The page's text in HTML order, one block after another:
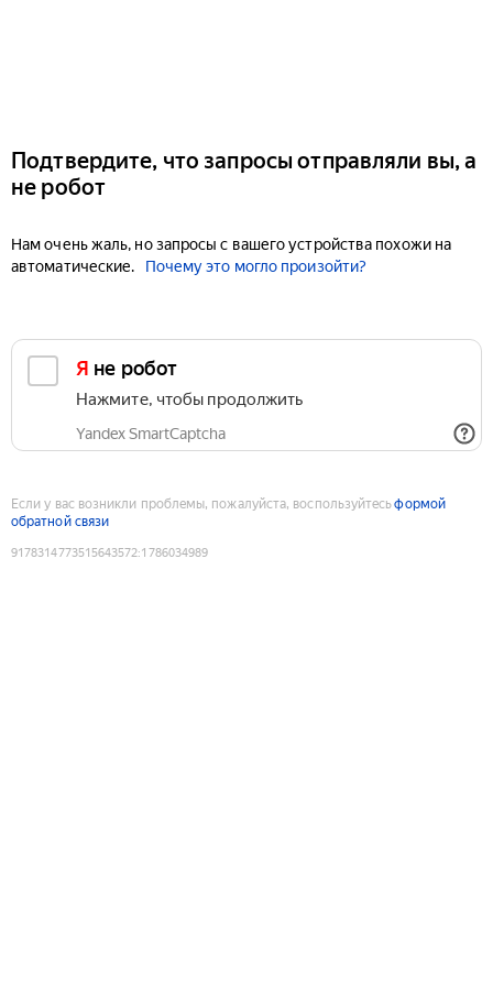
Подтвердите, что запросы отправляли вы, а
не робот
Нам очень жаль, но запросы с вашего устройства похожи на
автоматические.
Почему это могло произойти?
Я не робот
Нажмите, чтобы продолжить
Yandex SmartCaptcha
Если у вас возникли проблемы, пожалуйста, воспользуйтесьформой
обратной связи
9178314773515643572:1786034989